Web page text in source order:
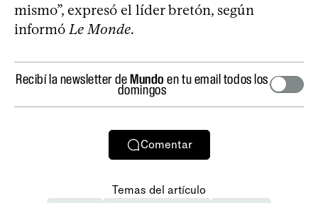
mismo”, expresó el líder bretón, según
informó Le Monde.
Recibí la newsletter deMundo en tu email todos los
domingos
Comentar
Temas del artículo